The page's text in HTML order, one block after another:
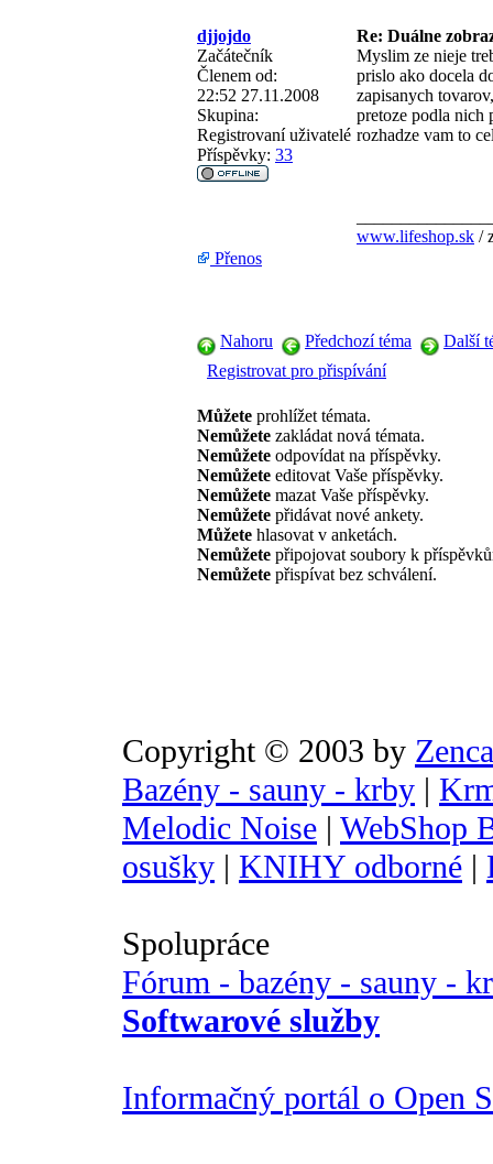
djjojdo
Re: Duálne
Začátečník
Členem od:
22:52 27.11.2008
Skupina:
Registrovaní uživatelé
Příspěvky: 33
Myslim ze nieje
prislo ako docela
zapisanych
pretoze podla nich
rozhadze vam to
www.lifeshop.sk /
Přenos
Nahoru Předchozí téma
Další
Registrovat pro přispívání
Můžete prohlížet témata.
Nemůžete zakládat nová témata.
Nemůžete odpovídat na příspěvky.
Nemůžete editovat Vaše příspěvky.
Nemůžete mazat Vaše příspěvky.
Nemůžete přidávat nové ankety.
Můžete hlasovat v anketách.
Nemůžete připojovat soubory k
Nemůžete přispívat bez schválení.
Copyright © 2003 by
Bazény - sauny - krby |
Melodic Noise | WebShop
osušky | KNIHY odborné |
Spolupráce
Fórum - bazény - sauny -
Softwarové služby
Informačný portál o Open